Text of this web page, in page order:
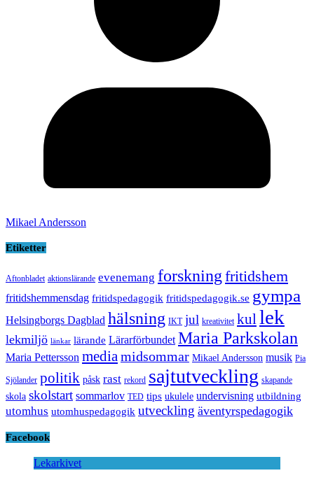
Mikael Andersson
Etiketter
Aftonbladet aktionslärande evenemang forskning fritidshem
fritidshemmensdag fritidspedagogik fritidspedagogik.se gympa
Helsingborgs Dagblad hälsning IKT jul kreativitet kul lek
lekmiljö länkar lärande Lärarförbundet Maria Parkskolan
Maria Pettersson media midsommar Mikael Andersson musik Pia
Sjölander politik påsk rast rekord sajtutveckling skapande
skola skolstart sommarlov TED tips ukulele undervisning utbildning
utomhus utomhuspedagogik utveckling äventyrspedagogik
Facebook
Lekarkivet